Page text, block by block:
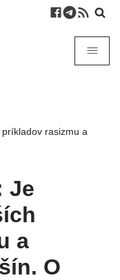
rasizmu a
Je
a
O